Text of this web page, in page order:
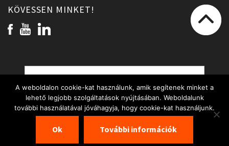
KÖVESSEN MINKET!
A weboldalon cookie-kat használunk, amik segítenek minket a
lehető legjobb szolgáltatások nyújtásában. Weboldalunk
további használatával jóváhagyja, hogy cookie-kat használjunk.
Ok További információk